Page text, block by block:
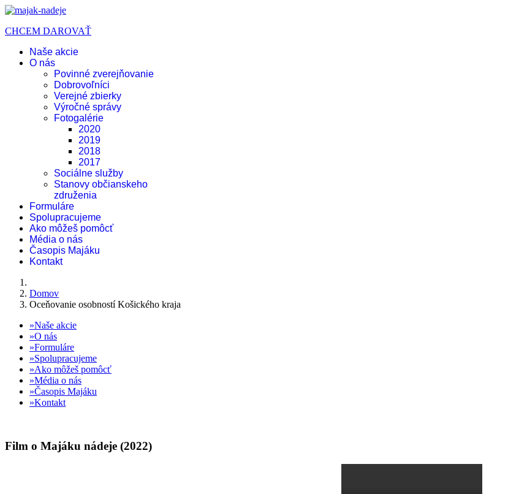
CHCEM DAROVAŤ
Naše akcie
O nás
Povinné zverejňovanie
Dobrovoľníci
Verejné zbierky
Výročné správy
Fotogalérie
2020
2019
2018
2017
Sociálne služby
Stanovy občianskeho
združenia
Formuláre
Spolupracujeme
Ako môžeš pomôcť
Média o nás
Časopis Majáku
Kontakt
Domov
Oceňovanie osobností Košického kraja
Naše akcie
O nás
Formuláre
Spolupracujeme
Ako môžeš pomôcť
Média o nás
Časopis Majáku
Kontakt
Film o Majáku nádeje (2022)